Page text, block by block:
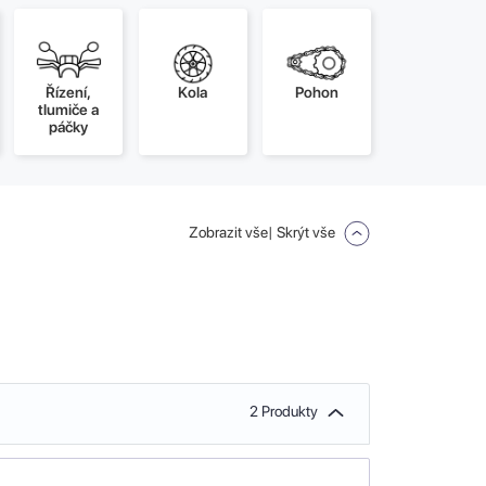
Řízení,
tlumiče a
páčky
Kola Pohon
Zobrazit vše| Skrýt vše
2 Produkty